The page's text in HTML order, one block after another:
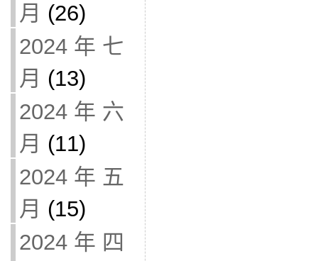
月 (26)
2024 年 七
月 (13)
2024 年 六
月 (11)
2024 年 五
月 (15)
2024 年 四